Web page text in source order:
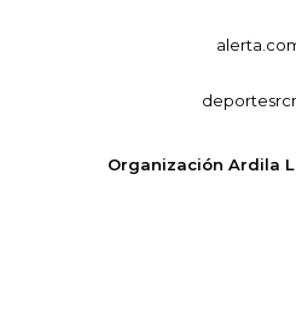
Organización Ardila